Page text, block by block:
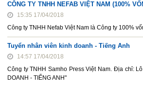
CÔNG TY TNHH NEFAB VIỆT NAM (100%
15:35 17/04/2018
Công ty TNHH Nefab Việt Nam là Công ty 100%
Tuyển nhân viên kinh doanh - Tiếng Anh
14:57 17/04/2018
Công ty TNHH Samho Press Việt Nam. Địa chỉ:
DOANH - TIẾNG ANH"